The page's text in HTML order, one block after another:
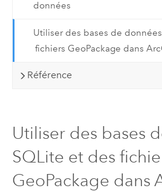
données
Utiliser des bases de
fichiers GeoPackage dans
Référence
Utiliser des bases
SQLite et des
GeoPackage dans